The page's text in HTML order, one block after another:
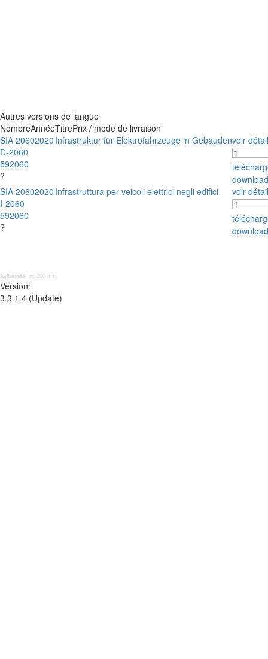
Autres versions de langue
NombreAnnéeTitrePrix / mode de livraison
SIA 2060
D-2060
592060
?
2020 Infrastruktur für Elektrofahrzeuge in Gebäudenvoir
SIA 2060
I-2060
592060
?
2020 Infrastruttura per veicoli elettrici negli edifici voir
Aufbereitet in: 206 ms;
Version:
3.3.1.4 (Update)